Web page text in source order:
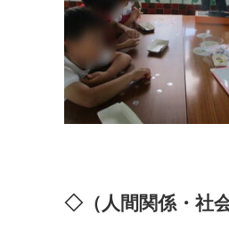
◇（人間関係・社